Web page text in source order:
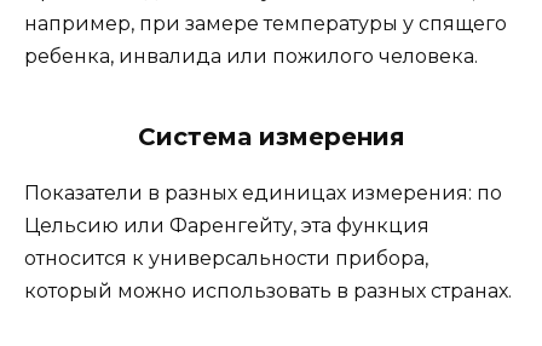
например, при замере температуры у спящего
ребенка, инвалида или пожилого человека.
Система измерения
Показатели в разных единицах измерения: по
Цельсию или Фаренгейту, эта функция
относится к универсальности прибора,
который можно использовать в разных странах.